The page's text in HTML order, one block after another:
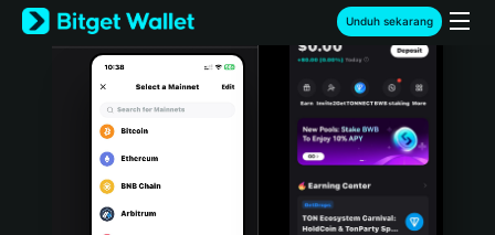
Türkçe
Italiano
Português (Portugal)
Bahasa Indonesia
Unduh sekarang